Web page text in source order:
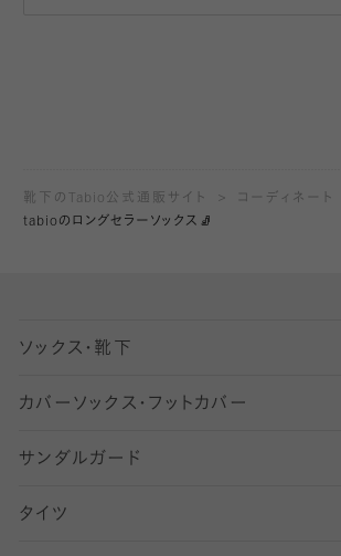
靴下のTabio公式通販サイト コーディネート
tabioのロングセラーソックス🧦
ソックス・靴下
五本指ソックス・靴下
足袋ソックス・靴下
無地・プレーンソックス・靴下
カバーソックス・フットカバー
フットカバー・カバーソックス（深め）
フットカバー・カバーソックス（ふつう）
サンダルガード
タイツ